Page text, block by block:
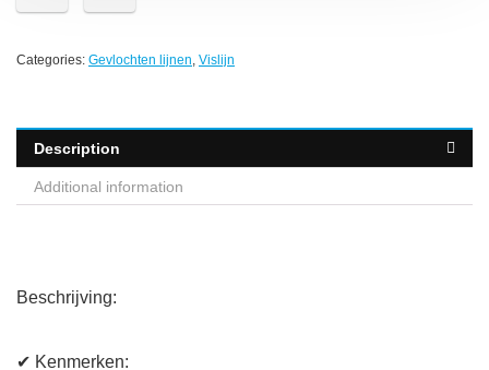
Categories: Gevlochten lijnen, Vislijn
Description
Additional information
Beschrijving:
✔ Kenmerken: